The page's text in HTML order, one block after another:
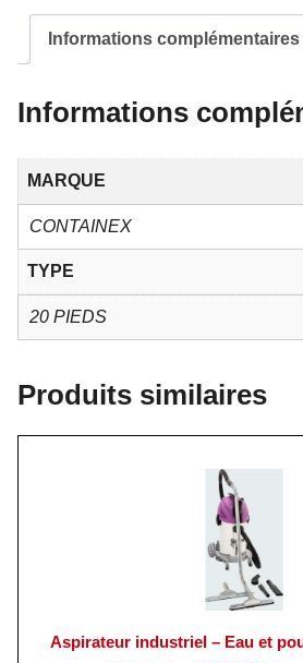
Informations complémentaires
Informations
MARQUE
CONTAINEX
TYPE
20 PIEDS
Produits similaires
Aspirateur industriel – Eau et